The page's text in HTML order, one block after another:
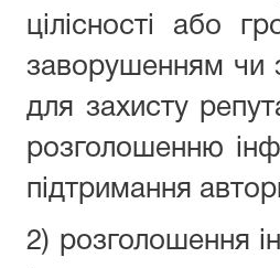
цілісності або
заворушенням чи
для захисту
розголошенню
підтримання
2) розголошення